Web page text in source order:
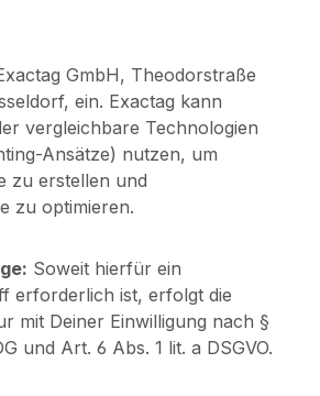
GmbH, Theodorstraße
ein. Exactag kann
vergleichbare Technologien
Ansätze) nutzen, um
zu erstellen und
zu optimieren.
Soweit hierfür ein
erforderlich ist, erfolgt die
mit Deiner Einwilligung nach §
und Art. 6 Abs. 1 lit. a DSGVO.